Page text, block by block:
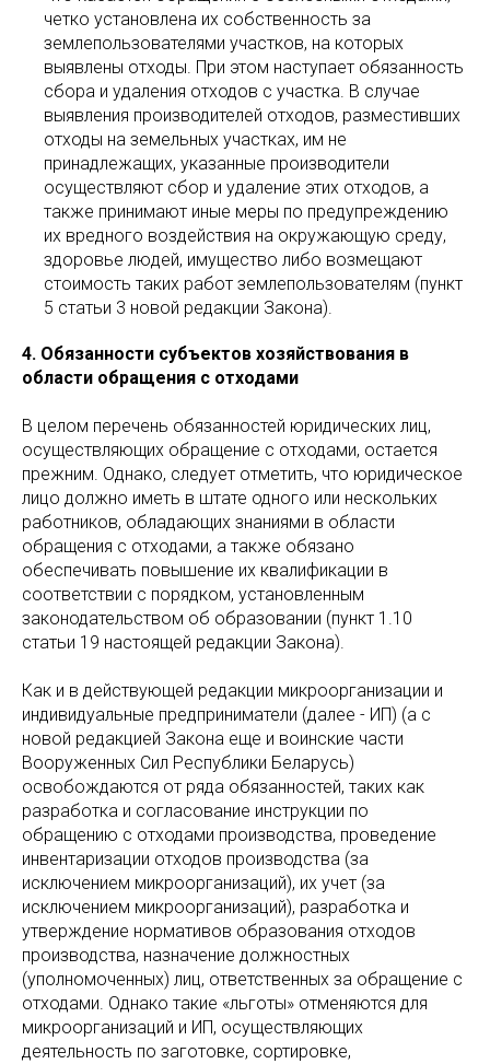
четко установлена их собственность за
землепользователями участков, на которых
выявлены отходы. При этом наступает обязанность
сбора и удаления отходов с участка. В случае
выявления производителей отходов, разместивших
отходы на земельных участках, им не
принадлежащих, указанные производители
осуществляют сбор и удаление этих отходов, а
также принимают иные меры по предупреждению
их вредного воздействия на окружающую среду,
здоровье людей, имущество либо возмещают
стоимость таких работ землепользователям (пункт
5 статьи 3 новой редакции Закона).
4. Обязанности субъектов хозяйствования в
области обращения с отходами
В целом перечень обязанностей юридических лиц,
осуществляющих обращение с отходами, остается
прежним. Однако, следует отметить, что юридическое
лицо должно иметь в штате одного или нескольких
работников, обладающих знаниями в области
обращения с отходами, а также обязано
обеспечивать повышение их квалификации в
соответствии с порядком, установленным
законодательством об образовании (пункт 1.10
статьи 19 настоящей редакции Закона).
Как и в действующей редакции микроорганизации и
индивидуальные предприниматели (далее - ИП) (а с
новой редакцией Закона еще и воинские части
Вооруженных Сил Республики Беларусь)
освобождаются от ряда обязанностей, таких как
разработка и согласование инструкции по
обращению с отходами производства, проведение
инвентаризации отходов производства (за
исключением микроорганизаций), их учет (за
исключением микроорганизаций), разработка и
утверждение нормативов образования отходов
производства, назначение должностных
(уполномоченных) лиц, ответственных за обращение с
отходами. Однако такие «льготы» отменяются для
микроорганизаций и ИП, осуществляющих
деятельность по заготовке, сортировке,